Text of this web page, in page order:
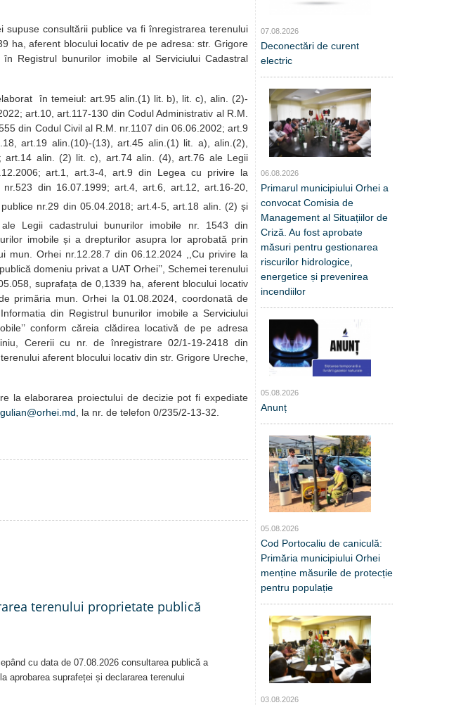
supuse consultării publice va fi înregistrarea terenului
ha, aferent blocului locativ de pe adresa: str. Grigore
Registrul bunurilor imobile al Serviciului Cadastral
în temeiul: art.95 alin.(1) lit. b), lit. c), alin. (2)-
art.10, art.117-130 din Codul Administrativ al R.M.
din Codul Civil al R.M. nr.1107 din 06.06.2002; art.9
art.19 alin.(10)-(13), art.45 alin.(1) lit. a), alin.(2),
art.14 alin. (2) lit. c), art.74 alin. (4), art.76 ale Legii
art.1, art.3-4, art.9 din Legea cu privire la
din 16.07.1999; art.4, art.6, art.12, art.16-20,
nr.29 din 05.04.2018; art.4-5, art.18 alin. (2) și
Legii cadastrului bunurilor imobile nr. 1543 din
imobile și a drepturilor asupra lor aprobată prin
mun. Orhei nr.12.28.7 din 06.12.2024 ,,Cu privire la
domeniu privat a UAT Orhei’’, Schemei terenului
suprafața de 0,1339 ha, aferent blocului locativ
primăria mun. Orhei la 01.08.2024, coordonată de
din Registrul bunurilor imobile a Serviciului
conform căreia clădirea locativă de pe adresa
Cererii cu nr. de înregistrare 02/1-19-2418 din
aferent blocului locativ din str. Grigore Ureche,
la elaborarea proiectului de decizie pot fi expediate
, la nr. de telefon 0/235/2-13-32.
terenului proprietate publică
cu data de 07.08.2026 consultarea publică a
aprobarea suprafeței și declararea terenului
07.08.2026
Deconectări de curent
electric
06.08.2026
Primarul municipiului Orhei a
convocat Comisia de
Management al Situațiilor de
Criză. Au fost aprobate
măsuri pentru gestionarea
riscurilor hidrologice,
energetice și prevenirea
incendiilor
05.08.2026
Anunț
05.08.2026
Cod Portocaliu de caniculă:
Primăria municipiului Orhei
menține măsurile de protecție
pentru populație
03.08.2026